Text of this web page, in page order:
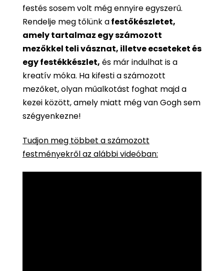
festés sosem volt még ennyire egyszerű.
Rendelje meg tőlünk afestőkészletet,
amely tartalmaz egy számozott
mezőkkel teli vásznat, illetve ecseteket és
egy festékkészlet, és már indulhat is a
kreatív móka. Ha kifesti a számozott
mezőket, olyan műalkotást foghat majd a
kezei között, amely miatt még van Gogh sem
szégyenkezne!
Tudjon meg többet a számozott
festményekről az alábbi videóban: